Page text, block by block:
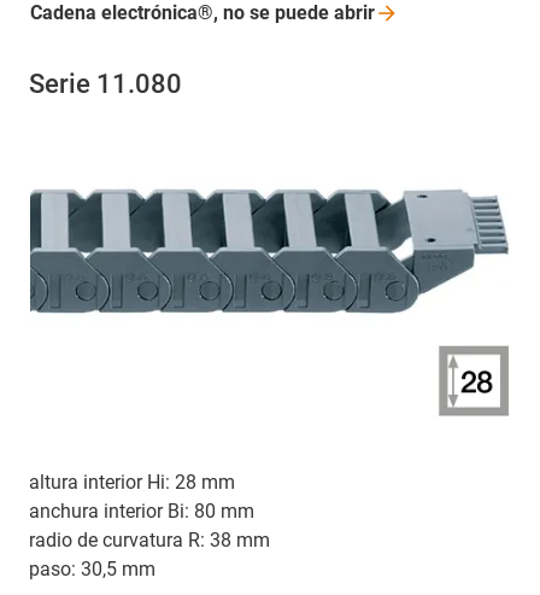
Cadena electrónica®, no se puede abrir
Serie 11.080
altura interior Hi: 28 mm
anchura interior Bi: 80 mm
radio de curvatura R: 38 mm
paso: 30,5 mm